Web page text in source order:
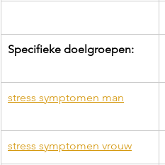
Specifieke doelgroepen:
stress symptomen man
stress symptomen vrouw